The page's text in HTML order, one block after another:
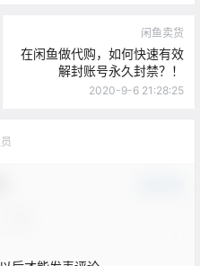
闲鱼卖货
在闲鱼做代购，如何快速有效
解封账号永久封禁？！
2020-9-6 21:28:25